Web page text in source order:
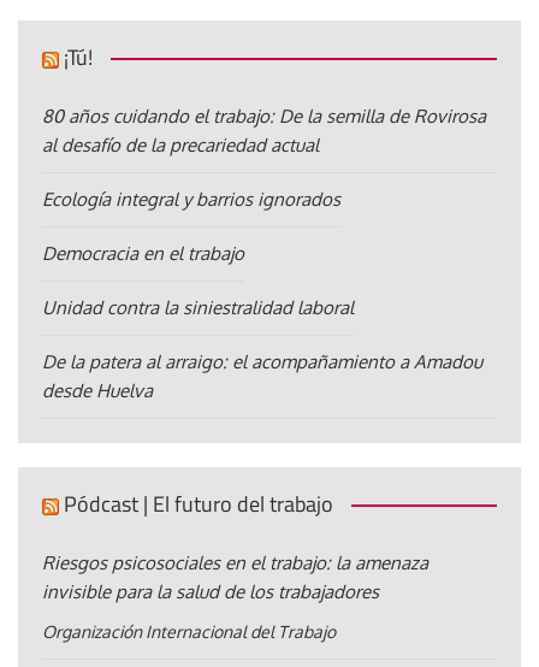
¡Tú!
80 años cuidando el trabajo: De la semilla de Rovirosa
al desafío de la precariedad actual
Ecología integral y barrios ignorados
Democracia en el trabajo
Unidad contra la siniestralidad laboral
De la patera al arraigo: el acompañamiento a Amadou
desde Huelva
Pódcast | El futuro del trabajo
Riesgos psicosociales en el trabajo: la amenaza
invisible para la salud de los trabajadores
Organización Internacional del Trabajo